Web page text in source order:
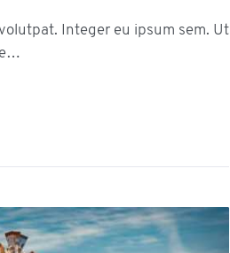
Integer eu ipsum sem. Ut